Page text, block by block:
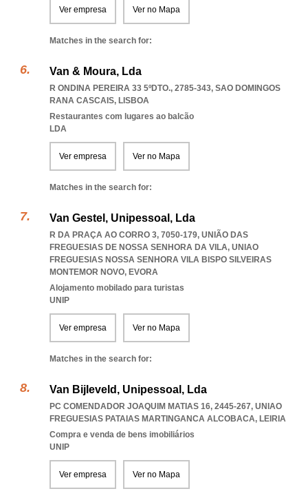
Ver empresa Ver no Mapa
Matches in the search for:
Van & Moura, Lda
R ONDINA PEREIRA 33 5ºDTO., 2785-343, SAO DOMINGOS
RANA CASCAIS, LISBOA
Restaurantes com lugares ao balcão
LDA
Ver empresa Ver no Mapa
Matches in the search for:
Van Gestel, Unipessoal, Lda
R DA PRAÇA AO CORRO 3, 7050-179, UNIÃO DAS
FREGUESIAS DE NOSSA SENHORA DA VILA, UNIAO
FREGUESIAS NOSSA SENHORA VILA BISPO SILVEIRAS
MONTEMOR NOVO, EVORA
Alojamento mobilado para turistas
UNIP
Ver empresa Ver no Mapa
Matches in the search for:
Van Bijleveld, Unipessoal, Lda
PC COMENDADOR JOAQUIM MATIAS 16, 2445-267, UNIAO
FREGUESIAS PATAIAS MARTINGANCA ALCOBACA, LEIRIA
Compra e venda de bens imobiliários
UNIP
Ver empresa Ver no Mapa